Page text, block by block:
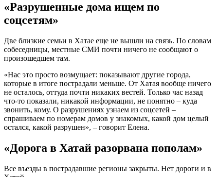
«Разрушенные дома ищем по
соцсетям»
Две близкие семьи в Хатае еще не вышли на связь. По словам
собеседницы, местные СМИ почти ничего не сообщают о
произошедшем там.
«Нас это просто возмущает: показывают другие города,
которые в итоге пострадали меньше. От Хатая вообще ничего
не осталось, оттуда почти никаких вестей. Только час назад
что-то показали, никакой информации, не понятно – куда
звонить, кому. О разрушениях узнаем из соцсетей –
спрашиваем по номерам домов у знакомых, какой дом целый
остался, какой разрушен», – говорит Елена.
«Дорога в Хатай разорвана пополам»
Все въезды в пострадавшие регионы закрыты. Нет дороги и в